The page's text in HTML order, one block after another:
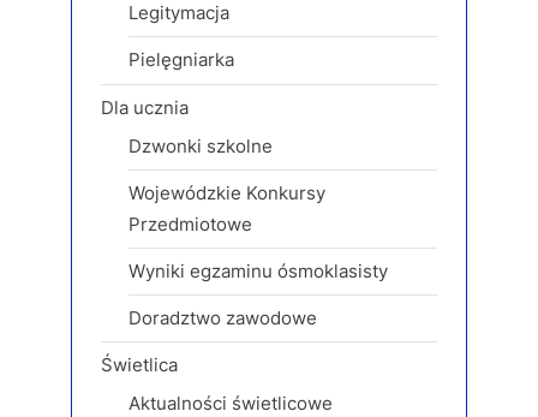
Legitymacja
Pielęgniarka
Dla ucznia
Dzwonki szkolne
Wojewódzkie Konkursy
Przedmiotowe
Wyniki egzaminu ósmoklasisty
Doradztwo zawodowe
Świetlica
Aktualności świetlicowe